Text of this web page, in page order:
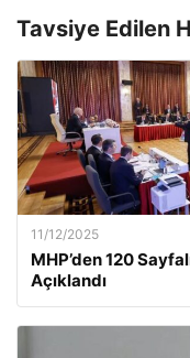
Tavsiye Edilen
11/12/2025
MHP’den 120
Açıklandı